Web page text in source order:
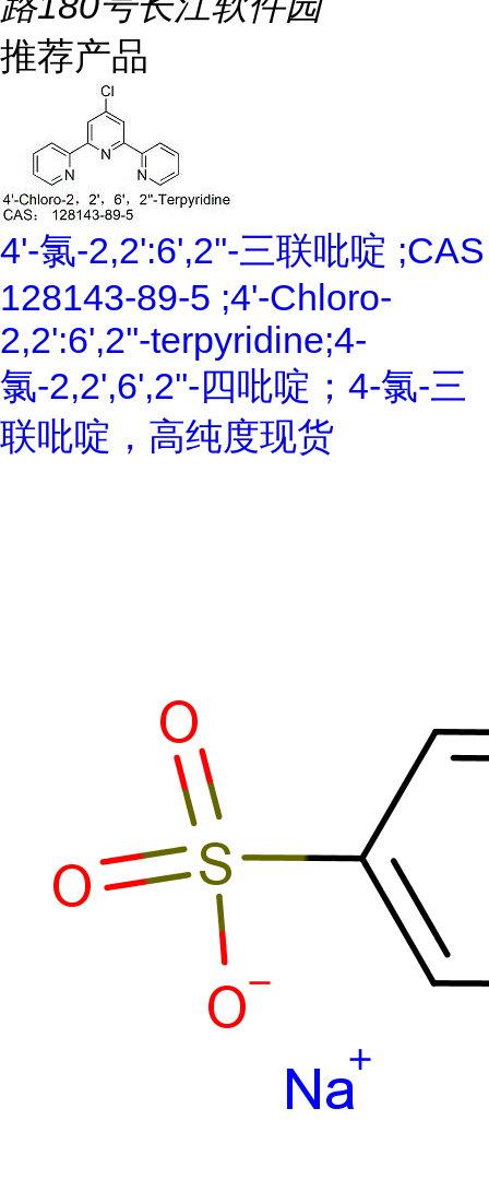
推荐产品
4'-氯-2,2':6',2''-三联吡啶 ;CAS
128143-89-5 ;4'-Chloro-
2,2':6',2''-terpyridine;4-
氯-2,2',6',2''-四吡啶；4-氯-三
联吡啶，高纯度现货